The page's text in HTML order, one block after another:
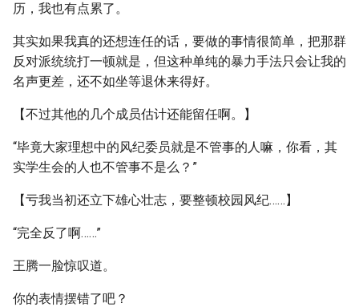
历，我也有点累了。
其实如果我真的还想连任的话，要做的事情很简单，把那群
反对派统统打一顿就是，但这种单纯的暴力手法只会让我的
名声更差，还不如坐等退休来得好。
【不过其他的几个成员估计还能留任啊。】
“毕竟大家理想中的风纪委员就是不管事的人嘛，你看，其
实学生会的人也不管事不是么？”
【亏我当初还立下雄心壮志，要整顿校园风纪……】
“完全反了啊……”
王腾一脸惊叹道。
你的表情摆错了吧？